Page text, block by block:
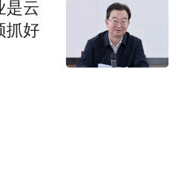
是云
抓好